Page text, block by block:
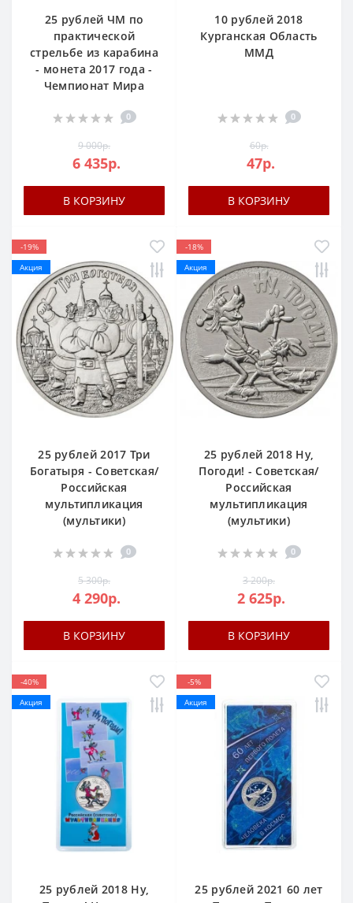
25 рублей ЧМ по
практической
стрельбе из карабина
- монета 2017 года -
Чемпионат Мира
0
9 000р.
6 435р.
В КОРЗИНУ
10 рублей 2018
Курганская Область
ММД
0
60р.
47р.
В КОРЗИНУ
-19%
Акция
25 рублей 2017 Три
Богатыря - Советская/
Российская
мультипликация
(мультики)
0
5 300р.
4 290р.
В КОРЗИНУ
-18%
Акция
25 рублей 2018 Ну,
Погоди! - Советская/
Российская
мультипликация
(мультики)
0
3 200р.
2 625р.
В КОРЗИНУ
-40%
Акция
25 рублей 2018 Ну,
-5%
Акция
25 рублей 2021 60 лет